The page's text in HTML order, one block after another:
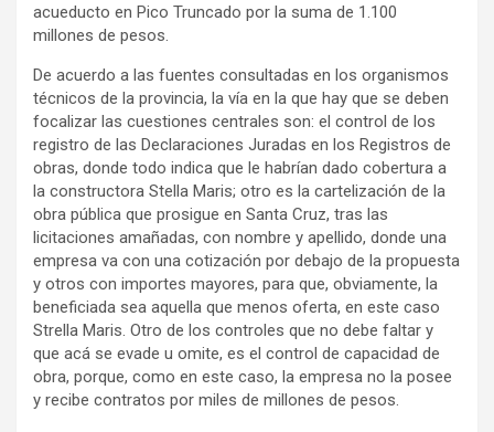
acueducto en Pico Truncado por la suma de 1.100
millones de pesos.
De acuerdo a las fuentes consultadas en los organismos
técnicos de la provincia, la vía en la que hay que se deben
focalizar las cuestiones centrales son: el control de los
registro de las Declaraciones Juradas en los Registros de
obras, donde todo indica que le habrían dado cobertura a
la constructora Stella Maris; otro es la cartelización de la
obra pública que prosigue en Santa Cruz, tras las
licitaciones amañadas, con nombre y apellido, donde una
empresa va con una cotización por debajo de la propuesta
y otros con importes mayores, para que, obviamente, la
beneficiada sea aquella que menos oferta, en este caso
Strella Maris. Otro de los controles que no debe faltar y
que acá se evade u omite, es el control de capacidad de
obra, porque, como en este caso, la empresa no la posee
y recibe contratos por miles de millones de pesos.